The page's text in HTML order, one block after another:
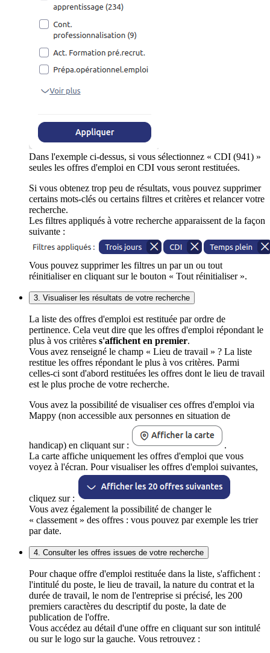
Dans l'exemple ci-dessus, si vous sélectionnez « CDI (941) »
seules les offres d'emploi en CDI vous seront restituées.
Si vous obtenez trop peu de résultats, vous pouvez supprimer
certains mots-clés ou certains filtres et critères et relancer votre
recherche.
Les filtres appliqués à votre recherche apparaissent de la façon
suivante :
Vous pouvez supprimer les filtres un par un ou tout
réinitialiser en cliquant sur le bouton « Tout réinitialiser ».
3. Visualiser les résultats de votre recherche
La liste des offres d'emploi est restituée par ordre de
pertinence. Cela veut dire que les offres d'emploi répondant le
plus à vos critères s'affichent en premier.
Vous avez renseigné le champ « Lieu de travail » ? La liste
restitue les offres répondant le plus à vos critères. Parmi
celles-ci sont d'abord restituées les offres dont le lieu de travail
est le plus proche de votre recherche.
Vous avez la possibilité de visualiser ces offres d'emploi via
Mappy (non accessible aux personnes en situation de
handicap) en cliquant sur :
.
La carte affiche uniquement les offres d'emploi que vous
voyez à l'écran. Pour visualiser les offres d'emploi suivantes,
cliquez sur :
Vous avez également la possibilité de changer le
« classement » des offres : vous pouvez par exemple les trier
par date.
4. Consulter les offres issues de votre recherche
Pour chaque offre d'emploi restituée dans la liste, s'affichent :
l'intitulé du poste, le lieu de travail, la nature du contrat et la
durée de travail, le nom de l'entreprise si précisé, les 200
premiers caractères du descriptif du poste, la date de
publication de l'offre.
Vous accédez au détail d'une offre en cliquant sur son intitulé
ou sur le logo sur la gauche. Vous retrouvez :